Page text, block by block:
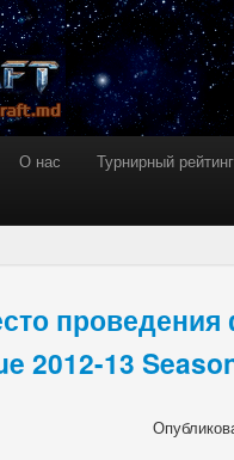
О нас Турнирный рейтинг
проведения
2012-13